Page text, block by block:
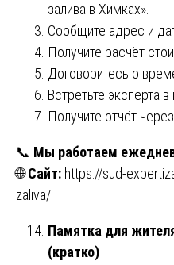
залива в Химках».
Сообщите адрес и
Получите расчёт
Договоритесь о
Встретьте эксперта в
Получите отчёт
📞 Мы работаем
🌐Сайт: https://sud-
zaliva/
Памятка для
(кратко)